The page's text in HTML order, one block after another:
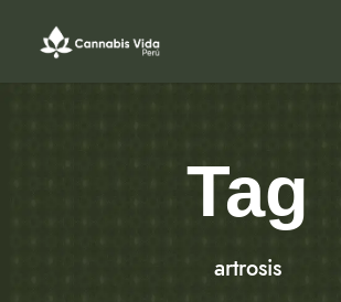
Tag
artrosis